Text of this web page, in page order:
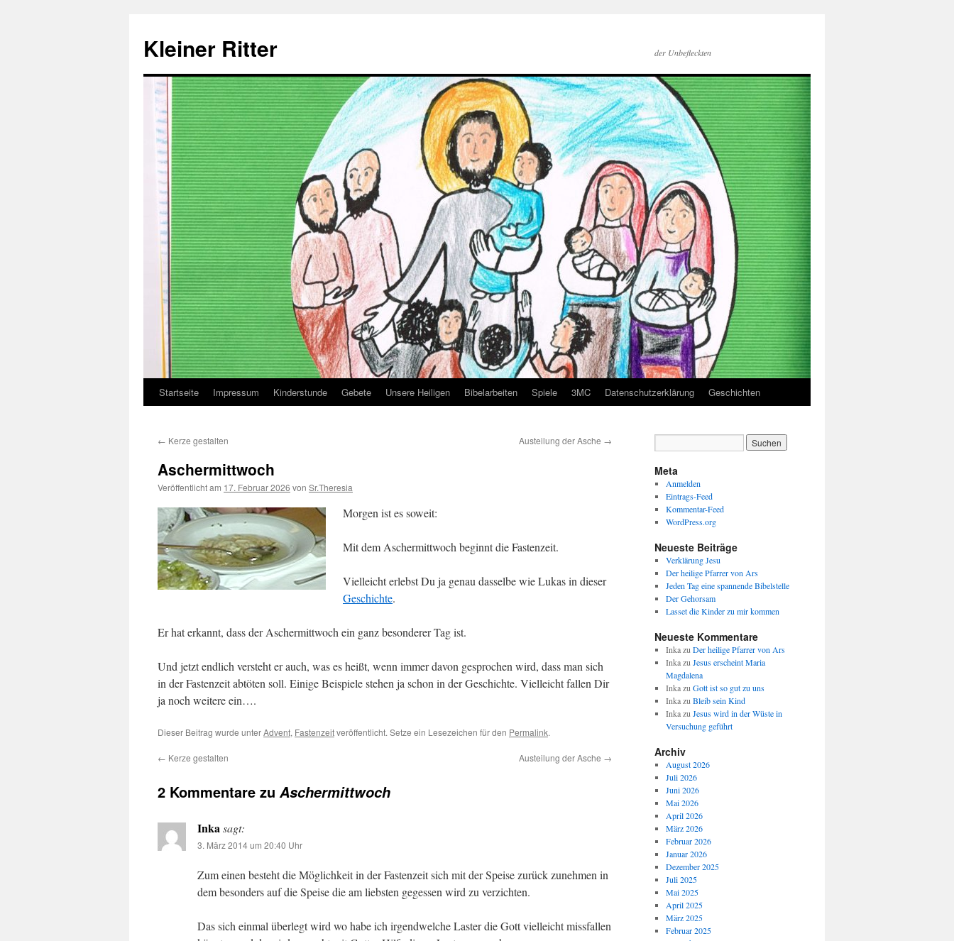
springen
Kleiner Ritter der Unbefleckten
Startseite Impressum Kinderstunde Gebete Unsere Heiligen Bibelarbeiten Spiele 3MC Datenschutzerklärung Geschichten
← Kerze gestalten Austeilung der Asche →
Aschermittwoch
Veröffentlicht am 17. Februar 2026 von Sr.Theresia
Morgen ist es soweit:
Mit dem Aschermittwoch beginnt die Fastenzeit.
Vielleicht erlebst Du ja genau dasselbe wie Lukas in dieser
Geschichte.
Er hat erkannt, dass der Aschermittwoch ein ganz besonderer Tag ist.
Und jetzt endlich versteht er auch, was es heißt, wenn immer davon gesprochen wird, dass man sich
in der Fastenzeit abtöten soll. Einige Beispiele stehen ja schon in der Geschichte. Vielleicht fallen Dir
ja noch weitere ein….
Dieser Beitrag wurde unterAdvent, Fastenzeitveröffentlicht. Setze ein Lesezeichen für den Permalink.
← Kerze gestalten Austeilung der Asche →
2 Kommentare zu Aschermittwoch
Inkasagt:
3. März 2014 um 20:40 Uhr
Zum einen besteht die Möglichkeit in der Fastenzeit sich mit der Speise zurück zunehmen in
dem besonders auf die Speise die am liebsten gegessen wird zu verzichten.
Das sich einmal überlegt wird wo habe ich irgendwelche Laster die Gott vielleicht missfallen
Meta
Anmelden
Eintrags-Feed
Kommentar-Feed
WordPress.org
Neueste Beiträge
Verklärung Jesu
Der heilige Pfarrer von Ars
Jeden Tag eine spannende Bibelstelle
Der Gehorsam
Lasset die Kinder zu mir kommen
Neueste Kommentare
Inkazu Der heilige Pfarrer von Ars
Inkazu Jesus erscheint Maria
Magdalena
Inkazu Gott ist so gut zu uns
Inkazu Bleib sein Kind
Inkazu Jesus wird in der Wüste in
Versuchung geführt
Archiv
August 2026
Juli 2026
Juni 2026
Mai 2026
April 2026
März 2026
Februar 2026
Januar 2026
Dezember 2025
Juli 2025
Mai 2025
April 2025
März 2025
Februar 2025